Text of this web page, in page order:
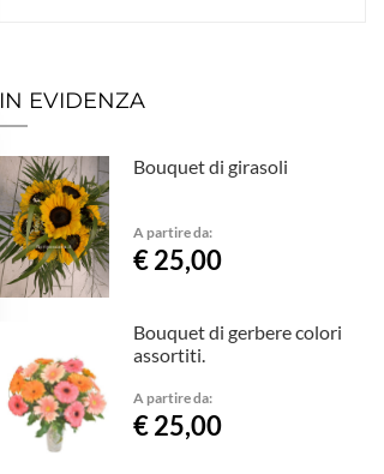
IN EVIDENZA
Bouquet di girasoli
A partire da:
€ 25,00
Bouquet di gerbere colori
assortiti.
A partire da:
€ 25,00